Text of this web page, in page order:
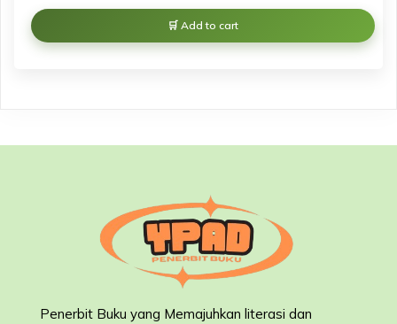
Add to cart
Penerbit Buku yang Memajuhkan literasi dan